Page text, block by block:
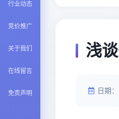
行业动态
竞价推广
关于我们
在线留言
免责声明
浅
日期：